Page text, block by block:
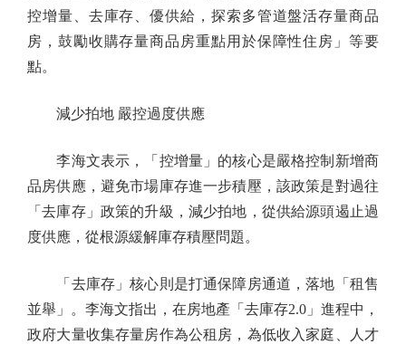
控增量、去庫存、優供給，探索多管道盤活存量商品
房，鼓勵收購存量商品房重點用於保障性住房」等要
點。
減少拍地 嚴控過度供應
李海文表示，「控增量」的核心是嚴格控制新增商
品房供應，避免市場庫存進一步積壓，該政策是對過往
「去庫存」政策的升級，減少拍地，從供給源頭遏止過
度供應，從根源緩解庫存積壓問題。
「去庫存」核心則是打通保障房通道，落地「租售
並舉」。李海文指出，在房地產「去庫存2.0」進程中，
政府大量收集存量房作為公租房，為低收入家庭、人才